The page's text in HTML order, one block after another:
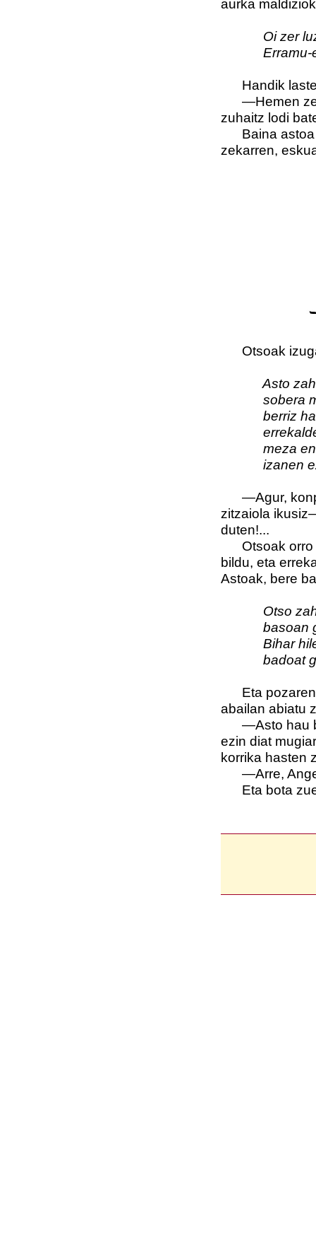
aurka
Oi zer
Erramu-
Handik
—Hemen
zuhaitz lodi
Baina astoa
zekarren,
Otsoak
Asto
sobera
berriz
errekalde
meza
izanen
—Agur,
zitzaiola
duten!...
Otsoak orro
bildu, eta
Astoak, bere
Otso
basoan
Bihar
badoat
Eta pozaren
abailan abiatu
—Asto hau
ezin diat
korrika hasten
—Arre,
Eta bota